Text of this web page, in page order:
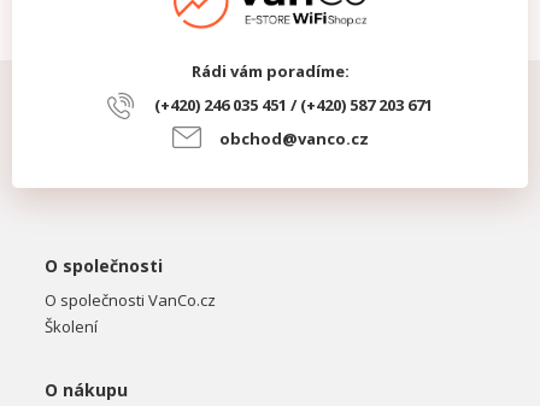
Rádi vám poradíme:
(+420) 246 035 451 / (+420) 587 203 671
obchod@vanco.cz
O společnosti
O společnosti VanCo.cz
Školení
O nákupu